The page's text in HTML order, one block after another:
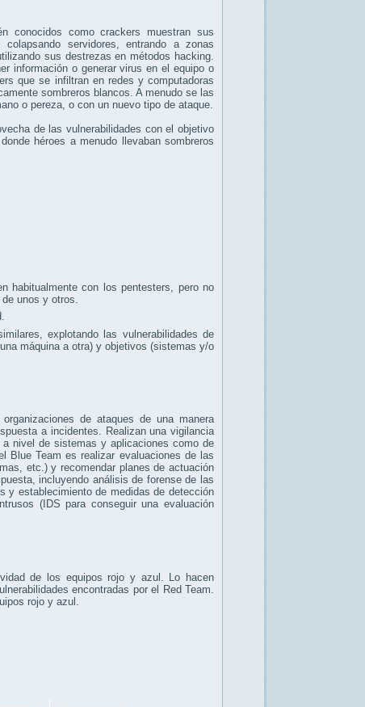
conocidos como crackers muestran sus
servidores, entrando a zonas
sus destrezas en métodos hacking.
información o generar virus en el equipo o
que se infiltran en redes y computadoras
sombreros blancos. A menudo se las
o pereza, o con un nuevo tipo de ataque.
de las vulnerabilidades con el objetivo
héroes a menudo llevaban sombreros
habitualmente con los pentesters, pero no
unos y otros.
explotando las vulnerabilidades de
máquina a otra) y objetivos (sistemas y/o
de ataques de una manera
a incidentes. Realizan una vigilancia
nivel de sistemas y aplicaciones como de
Blue Team es realizar evaluaciones de las
etc.) y recomendar planes de actuación
incluyendo análisis de forense de las
y establecimiento de medidas de detección
(IDS para conseguir una evaluación
de los equipos rojo y azul. Lo hacen
encontradas por el Red Team.
rojo y azul.